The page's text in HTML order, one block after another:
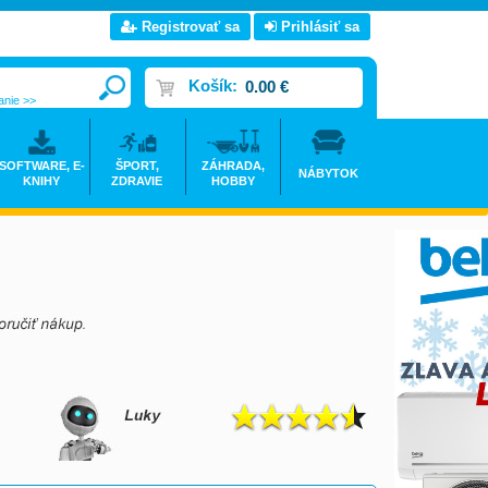
Registrovať sa Prihlásiť sa
Košík: 0.00 €
>>
SOFTWARE, E-
KNIHY
ŠPORT,
ZDRAVIE
ZÁHRADA,
HOBBY
NÁBYTOK